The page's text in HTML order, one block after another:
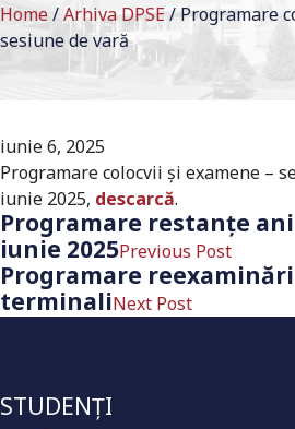
Home/Arhiva DPSE/Programare
sesiune de vară
iunie 6, 2025
Programare colocvii și examene –
iunie 2025, descarcă.
Programare restanţe
iunie 2025Previous Post
Programare
terminaliNext Post
STUDENȚI